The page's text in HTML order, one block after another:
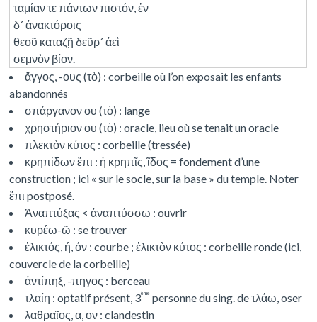
ταμίαν τε πάντων πιστόν, ἐν
δ´ ἀνακτόροις
θεοῦ καταζῇ δεῦρ´ ἀεὶ
σεμνὸν βίον.
ἄγγος, -ους (τὸ) : corbeille où l’on exposait les enfants
abandonnés
σπάργανον ου (τὸ) : lange
χρηστήριον ου (τὸ) : oracle, lieu où se tenait un oracle
πλεκτὸν κύτος : corbeille (tressée)
κρηπίδων ἔπι : ἡ κρηπῖς, ῖδος = fondement d’une
construction ; ici « sur le socle, sur la base » du temple. Noter
ἔπι postposé.
Ἀναπτύξας < ἀναπτύσσω : ouvrir
κυρέω-ῶ : se trouver
ἑλικτός, ή, όν : courbe ; ἑλικτὸν κύτος : corbeille ronde (ici,
couvercle de la corbeille)
ἀντίπηξ, -πηγος : berceau
τλαίη : optatif présent, 3ème personne du sing. de τλάω, oser
λαθραῖος, α, ον : clandestin